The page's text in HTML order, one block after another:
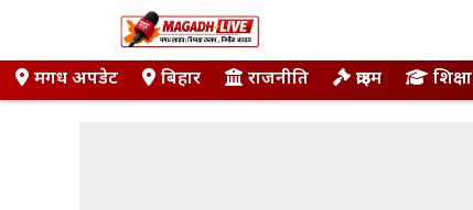
content
मगध अपडेट बिहार राजनीति क्राइम शिक्षा